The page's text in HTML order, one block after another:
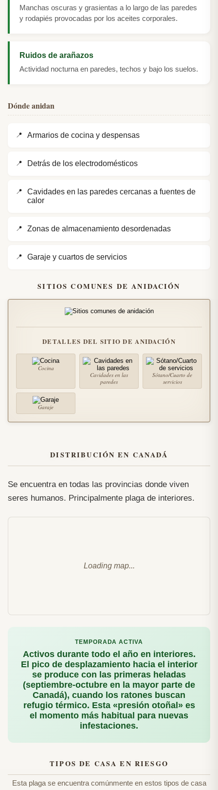
Manchas oscuras y grasientas a lo largo de las paredes
y rodapiés provocadas por los aceites corporales.
Ruidos de arañazos
Actividad nocturna en paredes, techos y bajo los suelos.
Dónde anidan
Armarios de cocina y despensas
Detrás de los electrodomésticos
Cavidades en las paredes cercanas a fuentes de
calor
Zonas de almacenamiento desordenadas
Garaje y cuartos de servicios
SITIOS COMUNES DE ANIDACIÓN
DETALLES DEL SITIO DE ANIDACIÓN
Cocina
Cavidades en las
paredes
Sótano/Cuarto de
servicios
Garaje
DISTRIBUCIÓN EN CANADÁ
Se encuentra en todas las provincias donde viven
seres humanos. Principalmente plaga de interiores.
Loading map...
TEMPORADA ACTIVA
Activos durante todo el año en interiores.
El pico de desplazamiento hacia el interior
se produce con las primeras heladas
(septiembre-octubre en la mayor parte de
Canadá), cuando los ratones buscan
refugio térmico. Esta «presión otoñal» es
el momento más habitual para nuevas
infestaciones.
TIPOS DE CASA EN RIESGO
Esta plaga se encuentra comúnmente en estos tipos de casa